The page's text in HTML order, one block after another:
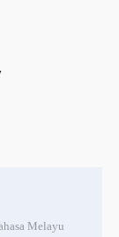
Melayu